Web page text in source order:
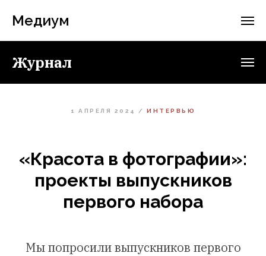
Медиум
Журнал
1 АПРЕЛЯ 2024 / ИНТЕРВЬЮ
«Красота в фотографии»:
проекты выпускников
первого набора
Мы попросили выпускников первого